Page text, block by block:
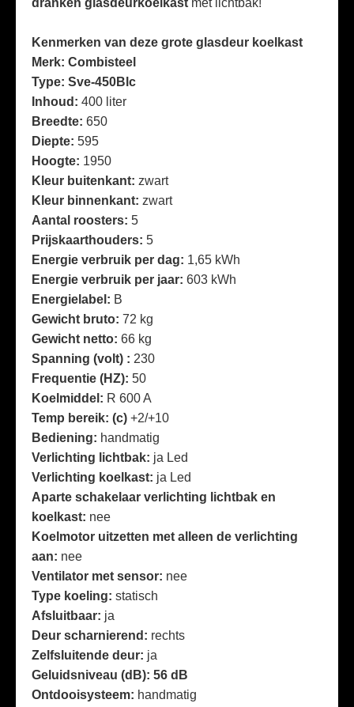
dranken glasdeurkoelkast met lichtbak!
Kenmerken van deze grote glasdeur koelkast
Merk: Combisteel
Type: Sve-450Blc
Inhoud: 400 liter
Breedte: 650
Diepte: 595
Hoogte: 1950
Kleur buitenkant: zwart
Kleur binnenkant: zwart
Aantal roosters: 5
Prijskaarthouders: 5
Energie verbruik per dag: 1,65 kWh
Energie verbruik per jaar: 603 kWh
Energielabel: B
Gewicht bruto: 72 kg
Gewicht netto: 66 kg
Spanning (volt) : 230
Frequentie (HZ): 50
Koelmiddel: R 600 A
Temp bereik: (c) +2/+10
Bediening: handmatig
Verlichting lichtbak: ja Led
Verlichting koelkast: ja Led
Aparte schakelaar verlichting lichtbak en
koelkast: nee
Koelmotor uitzetten met alleen de verlichting
aan: nee
Ventilator met sensor: nee
Type koeling: statisch
Afsluitbaar: ja
Deur scharnierend: rechts
Zelfsluitende deur: ja
Geluidsniveau (dB): 56 dB
Ontdooisysteem: handmatig